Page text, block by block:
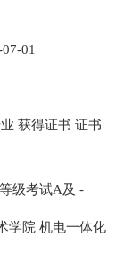
01
获得证书 证书
级考试A及 -
学院 机电一体化